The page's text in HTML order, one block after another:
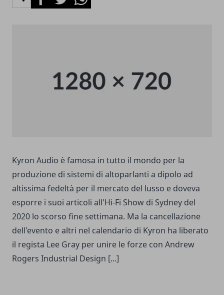
Kyron Audio è famosa in tutto il mondo per la
produzione di sistemi di altoparlanti a dipolo ad
altissima fedeltà per il mercato del lusso e doveva
esporre i suoi articoli all'Hi-Fi Show di Sydney del
2020 lo scorso fine settimana. Ma la cancellazione
dell'evento e altri nel calendario di Kyron ha liberato
il regista Lee Gray per unire le forze con Andrew
Rogers Industrial Design [...]